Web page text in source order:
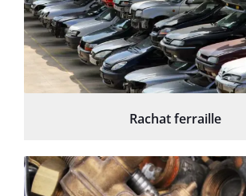
Rachat ferraille